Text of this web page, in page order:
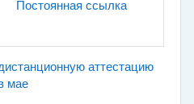
Постоянная ссылка
аттестацию
мае